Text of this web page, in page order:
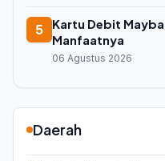
5
Kartu Debit
Manfaatnya
06 Agustus 2026
Daerah